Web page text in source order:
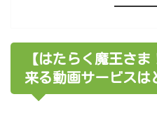
【はたらく魔王さ
来る動画サービスは